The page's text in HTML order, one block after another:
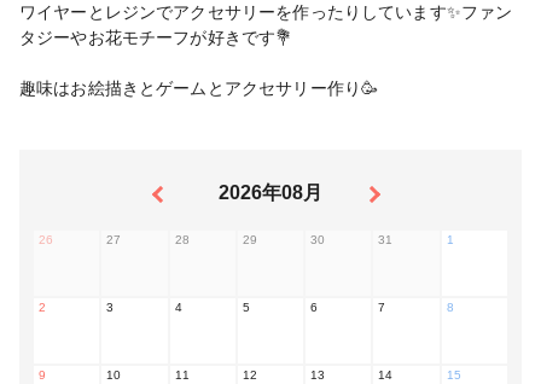
ワイヤーとレジンでアクセサリーを作ったりしています✨ファン
タジーやお花モチーフが好きです💐
趣味はお絵描きとゲームとアクセサリー作り🥳
2026年08月
26 27 28 29 30 31 1
2 3 4 5 6 7 8
9 10 11 12 13 14 15